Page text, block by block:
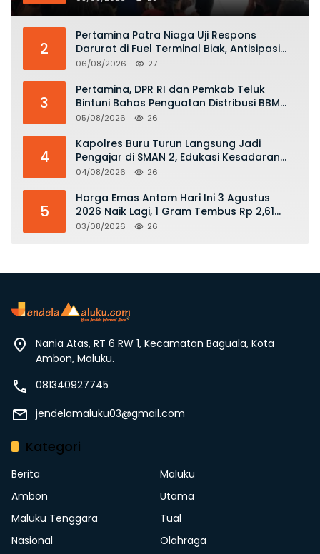
KKOP
2
Pertamina Patra Niaga Uji Respons
Darurat di Fuel Terminal Biak, Antisipasi
Risiko Kebakaran dan Tumpahan BBM
06/08/2026 27
3
Pertamina, DPR RI dan Pemkab Teluk
Bintuni Bahas Penguatan Distribusi BBM
dan LPG
05/08/2026 26
4
Kapolres Buru Turun Langsung Jadi
Pengajar di SMAN 2, Edukasi Kesadaran
Hukum dan Stop Kekerasan
04/08/2026 26
5
Harga Emas Antam Hari Ini 3 Agustus
2026 Naik Lagi, 1 Gram Tembus Rp 2,61
Juta
03/08/2026 26
Nania Atas, RT 6 RW 1, Kecamatan Baguala, Kota
Ambon, Maluku.
081340927745
jendelamaluku03@gmail.com
Kategori
Berita
Maluku
Ambon
Utama
Maluku Tenggara
Tual
Nasional
Olahraga